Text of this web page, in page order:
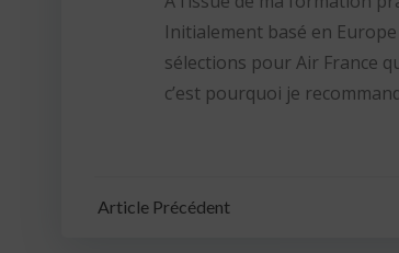
Initialement basé en
sélections pour Air France
c’est pourquoi je
Navigation
Article Précédent